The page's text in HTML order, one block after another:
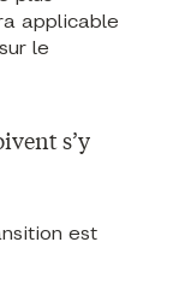
applicable
le
s’y
est